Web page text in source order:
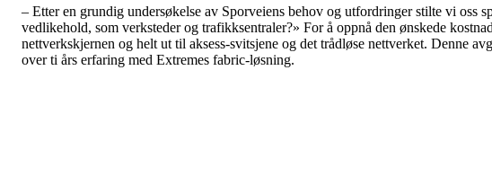
– Etter en grundig undersøkelse av Sporveiens behov og utfordringer stilte vi
vedlikehold, som verksteder og trafikksentraler?» For å oppnå den ønskede
nettverkskjernen og helt ut til aksess-svitsjene og det trådløse nettverket. Denne
over ti års erfaring med Extremes fabric-løsning.